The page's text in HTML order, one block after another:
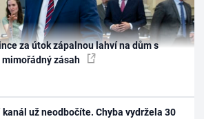
za útok zápalnou lahví na dům s
zásah
kanál už neodbočíte. Chyba vydržela 30